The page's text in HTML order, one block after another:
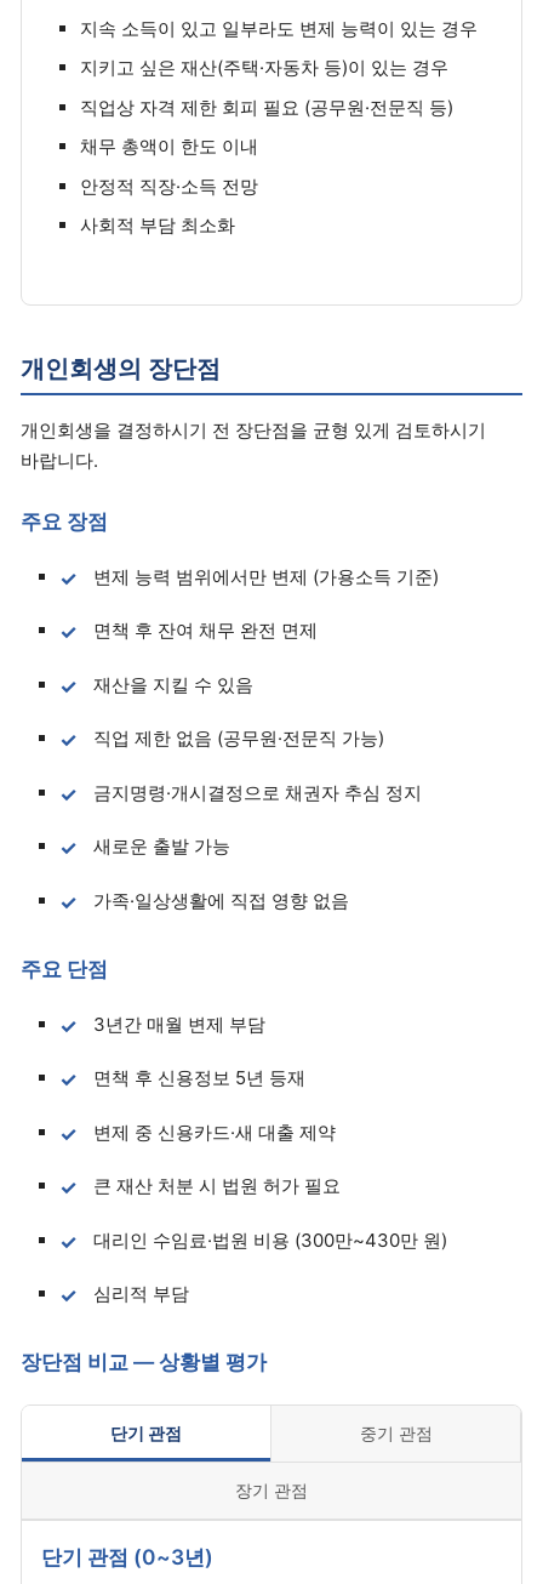
지속 소득이 있고 일부라도 변제 능력이 있는 경우
지키고 싶은 재산(주택·자동차 등)이 있는 경우
직업상 자격 제한 회피 필요 (공무원·전문직 등)
채무 총액이 한도 이내
안정적 직장·소득 전망
사회적 부담 최소화
개인회생의 장단점
개인회생을 결정하시기 전 장단점을 균형 있게 검토하시기
바랍니다.
주요 장점
변제 능력 범위에서만 변제 (가용소득 기준)
면책 후 잔여 채무 완전 면제
재산을 지킬 수 있음
직업 제한 없음 (공무원·전문직 가능)
금지명령·개시결정으로 채권자 추심 정지
새로운 출발 가능
가족·일상생활에 직접 영향 없음
주요 단점
3년간 매월 변제 부담
면책 후 신용정보 5년 등재
변제 중 신용카드·새 대출 제약
큰 재산 처분 시 법원 허가 필요
대리인 수임료·법원 비용 (300만~430만 원)
심리적 부담
장단점 비교 — 상황별 평가
단기 관점 중기 관점
장기 관점
단기 관점 (0~3년)